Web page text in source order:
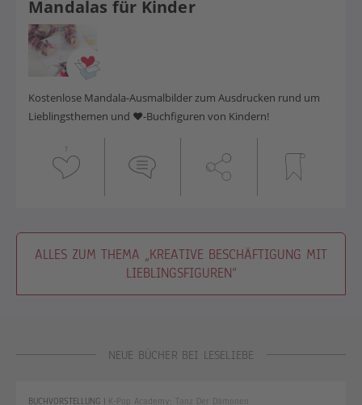
Mandalas für Kinder
Kostenlose Mandala-Ausmalbilder zum Ausdrucken rund um
Lieblingsthemen und ♥-Buchfiguren von Kindern!
1
ALLES ZUM THEMA „KREATIVE BESCHÄFTIGUNG MIT
LIEBLINGSFIGUREN“
NEUE BÜCHER BEI LESELIEBE
BUCHVORSTELLUNG | K-Pop Academy: Tanz Der Dämonen